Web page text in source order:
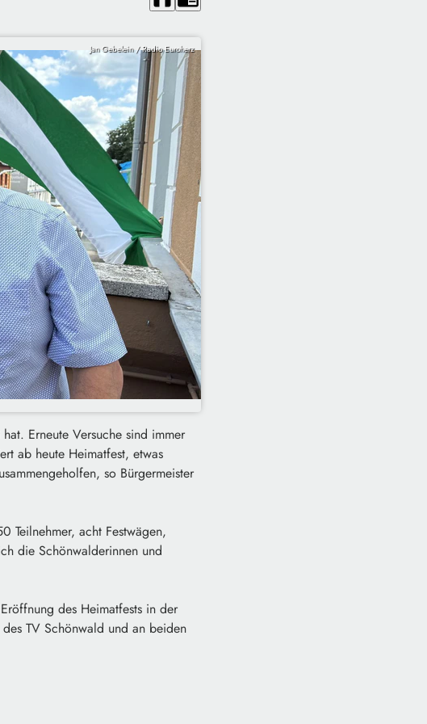
Jan Gebelein / Radio Euroherz
Erneute Versuche sind immer
ab heute Heimatfest, etwas
so Bürgermeister
Teilnehmer, acht Festwägen,
die Schönwalderinnen und
des Heimatfests in der
TV Schönwald und an beiden